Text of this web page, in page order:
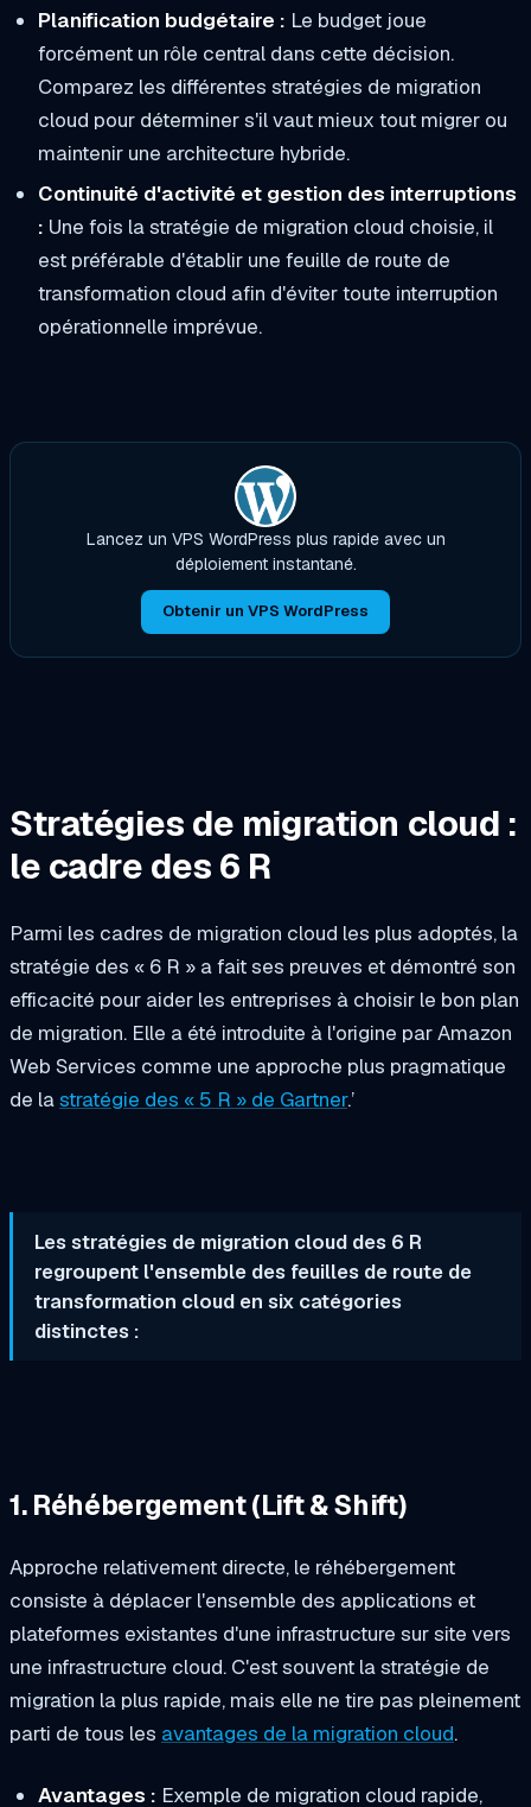
Planification budgétaire : Le budget joue
forcément un rôle central dans cette décision.
Comparez les différentes stratégies de migration
cloud pour déterminer s'il vaut mieux tout migrer ou
maintenir une architecture hybride.
Continuité d'activité et gestion des interruptions
: Une fois la stratégie de migration cloud choisie, il
est préférable d'établir une feuille de route de
transformation cloud afin d'éviter toute interruption
opérationnelle imprévue.
Lancez un VPS WordPress plus rapide avec un
déploiement instantané.
Obtenir un VPS WordPress
Stratégies de migration cloud :
le cadre des 6 R
Parmi les cadres de migration cloud les plus adoptés, la
stratégie des « 6 R » a fait ses preuves et démontré son
efficacité pour aider les entreprises à choisir le bon plan
de migration. Elle a été introduite à l'origine par Amazon
Web Services comme une approche plus pragmatique
de lastratégie des « 5 R » de Gartner.’
Les stratégies de migration cloud des 6 R
regroupent l'ensemble des feuilles de route de
transformation cloud en six catégories
distinctes :
1. Réhébergement (Lift & Shift)
Approche relativement directe, le réhébergement
consiste à déplacer l'ensemble des applications et
plateformes existantes d'une infrastructure sur site vers
une infrastructure cloud. C'est souvent la stratégie de
migration la plus rapide, mais elle ne tire pas pleinement
parti de tous les avantages de la migration cloud.
Avantages : Exemple de migration cloud rapide,